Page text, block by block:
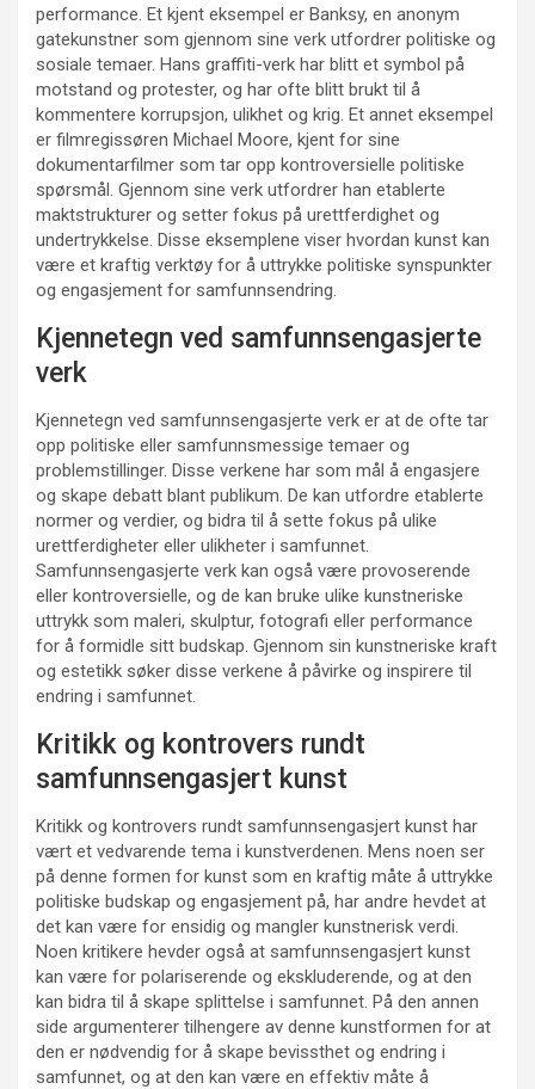
performance. Et kjent eksempel er Banksy, en anonym
gatekunstner som gjennom sine verk utfordrer politiske og
sosiale temaer. Hans graffiti-verk har blitt et symbol på
motstand og protester, og har ofte blitt brukt til å
kommentere korrupsjon, ulikhet og krig. Et annet eksempel
er filmregissøren Michael Moore, kjent for sine
dokumentarfilmer som tar opp kontroversielle politiske
spørsmål. Gjennom sine verk utfordrer han etablerte
maktstrukturer og setter fokus på urettferdighet og
undertrykkelse. Disse eksemplene viser hvordan kunst kan
være et kraftig verktøy for å uttrykke politiske synspunkter
og engasjement for samfunnsendring.
Kjennetegn ved samfunnsengasjerte
verk
Kjennetegn ved samfunnsengasjerte verk er at de ofte tar
opp politiske eller samfunnsmessige temaer og
problemstillinger. Disse verkene har som mål å engasjere
og skape debatt blant publikum. De kan utfordre etablerte
normer og verdier, og bidra til å sette fokus på ulike
urettferdigheter eller ulikheter i samfunnet.
Samfunnsengasjerte verk kan også være provoserende
eller kontroversielle, og de kan bruke ulike kunstneriske
uttrykk som maleri, skulptur, fotografi eller performance
for å formidle sitt budskap. Gjennom sin kunstneriske kraft
og estetikk søker disse verkene å påvirke og inspirere til
endring i samfunnet.
Kritikk og kontrovers rundt
samfunnsengasjert kunst
Kritikk og kontrovers rundt samfunnsengasjert kunst har
vært et vedvarende tema i kunstverdenen. Mens noen ser
på denne formen for kunst som en kraftig måte å uttrykke
politiske budskap og engasjement på, har andre hevdet at
det kan være for ensidig og mangler kunstnerisk verdi.
Noen kritikere hevder også at samfunnsengasjert kunst
kan være for polariserende og ekskluderende, og at den
kan bidra til å skape splittelse i samfunnet. På den annen
side argumenterer tilhengere av denne kunstformen for at
den er nødvendig for å skape bevissthet og endring i
samfunnet, og at den kan være en effektiv måte å